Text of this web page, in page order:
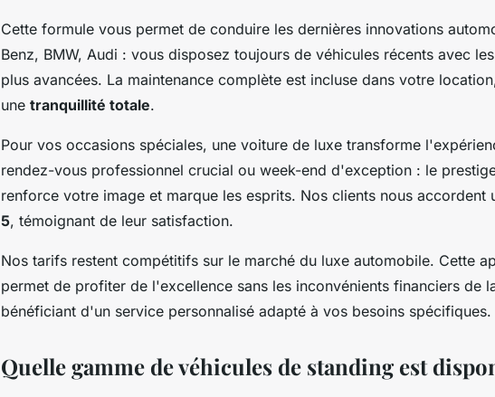
Cette formule vous permet de conduire les dernières innovations
Benz, BMW, Audi : vous disposez toujours de véhicules récents avec
plus avancées. La maintenance complète est incluse dans votre
une tranquillité totale.
Pour vos occasions spéciales, une voiture de luxe transforme
rendez-vous professionnel crucial ou week-end d'exception : le
renforce votre image et marque les esprits. Nos clients nous accordent
5, témoignant de leur satisfaction.
Nos tarifs restent compétitifs sur le marché du luxe automobile. Cette
permet de profiter de l'excellence sans les inconvénients financiers de
bénéficiant d'un service personnalisé adapté à vos besoins spécifiques.
Quelle gamme de véhicules de standing est